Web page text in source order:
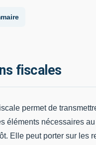
fiscales
permet de
éléments nécessaires
Elle peut porter sur les